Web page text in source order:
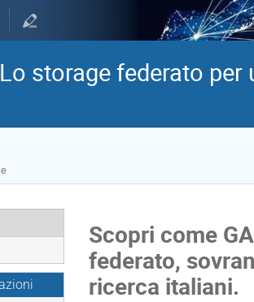
storage federato
Scopri come
federato,
ricerca italiani.